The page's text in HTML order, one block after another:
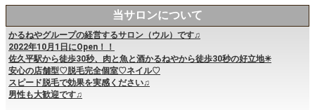
当サロンについて
かるねやグループの経営するサロン（ウル）です♫
2022年10月1日にOpen！！
佐久平駅から徒歩30秒、肉と魚と酒かるねやから徒歩30秒の好立地✳︎
安心の店舗型♡脱毛完全個室♡ネイル♡
スピード脱毛で効果を実感ください♫
男性も大歓迎です♫